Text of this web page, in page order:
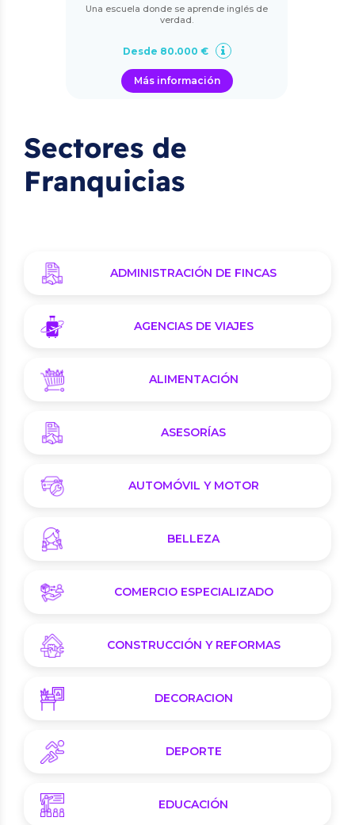
Una escuela donde se aprende inglés de
verdad.
Desde 80.000 €
Más información
Sectores de
Franquicias
ADMINISTRACIÓN DE FINCAS
AGENCIAS DE VIAJES
ALIMENTACIÓN
ASESORÍAS
AUTOMÓVIL Y MOTOR
BELLEZA
COMERCIO ESPECIALIZADO
CONSTRUCCIÓN Y REFORMAS
DECORACION
DEPORTE
EDUCACIÓN